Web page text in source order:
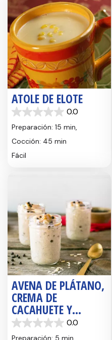
ATOLE DE ELOTE
0.0
0.0
de
estrellas.
Preparación: 15 min,
Cocción: 45 min
Fácil
AVENA DE PLÁTANO,
CREMA DE
CACAHUETE Y
CHOCOLATE HECHA
DURANTE LA NOCHE
0.0
0.0
de
Preparación: 5 min